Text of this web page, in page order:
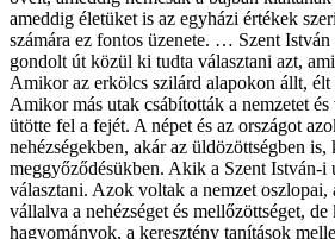
ameddig életüket is az egyházi értékek
számára ez fontos üzenete. … Szent István
gondolt út közül ki tudta választani azt,
Amikor az erkölcs szilárd alapokon állt, élt
Amikor más utak csábították a nemzetet
ütötte fel a fejét. A népet és az országot
nehézségekben, akár az üldözöttségben
meggyőződésükben. Akik a Szent István-i
választani. Azok voltak a nemzet
vállalva a nehézséget és mellőzöttséget,
hagyományok, a keresztény tanítások